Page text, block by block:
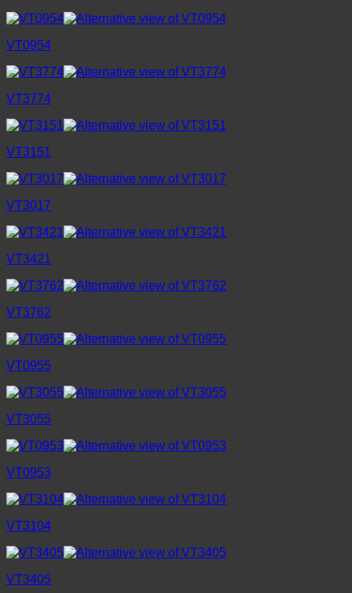
VT0954
VT3774
VT3151
VT3017
VT3421
VT3762
VT0955
VT3055
VT0953
VT3104
VT3405